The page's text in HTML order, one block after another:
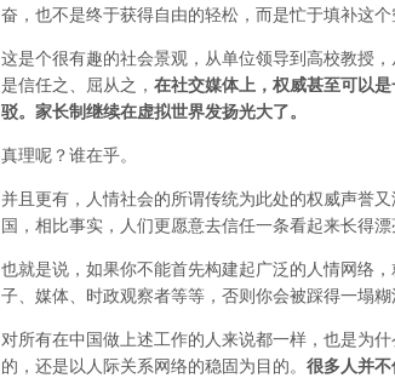
奋，也不是终于获得自由的轻松，而是忙于填补这
这是个很有趣的社会景观，从单位领导到高校教授
是信任之、屈从之， 在社交媒体上，权威甚至可以
驳。家长制继续在虚拟世界发扬光大了。
真理呢？谁在乎。
并且更有，人情社会的所谓传统为此处的权威声誉
国，相比事实，人们更愿意去信任一条看起来长得漂
也就是说，如果你不能首先构建起广泛的人情网络
子、媒体、时政观察者等等，否则你会被踩得一塌糊
对所有在中国做上述工作的人来说都一样，也是为
的，还是以人际关系网络的稳固为目的。 很多人并